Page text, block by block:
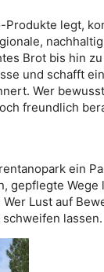
legt,
Brot bis hin
und schafft
Wer
freundlich
ein
gepflegte
Lust auf
lassen.